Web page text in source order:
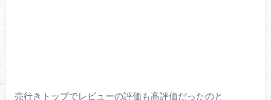
売行きトップでレビューの評価も高評価だったのと